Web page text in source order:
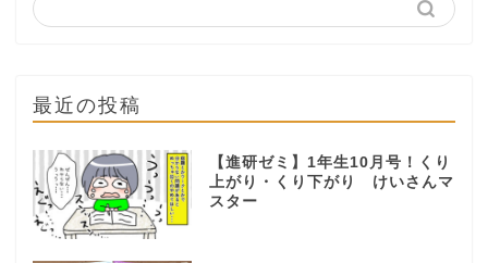
最近の投稿
【進研ゼミ】1年生10月号！くり
上がり・くり下がり けいさんマ
スター